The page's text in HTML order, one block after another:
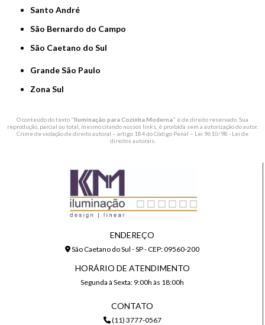
Santo André
São Bernardo do Campo
São Caetano do Sul
Grande São Paulo
Zona Sul
O conteúdo do texto "Iluminação para Cozinha Moderna" é de direito reservado. Sua
reprodução, parcial ou total, mesmo citando nossos links, é proibida sem a autorização do autor.
Crime de violação de direito autoral – artigo 184 do Código Penal – Lei 9610/98 - Lei de
direitos autorais.
ENDEREÇO
São Caetano do Sul - SP - CEP: 09560-200
HORÁRIO DE ATENDIMENTO
Segunda à Sexta: 9:00h às 18:00h
CONTATO
(11) 3777-0567